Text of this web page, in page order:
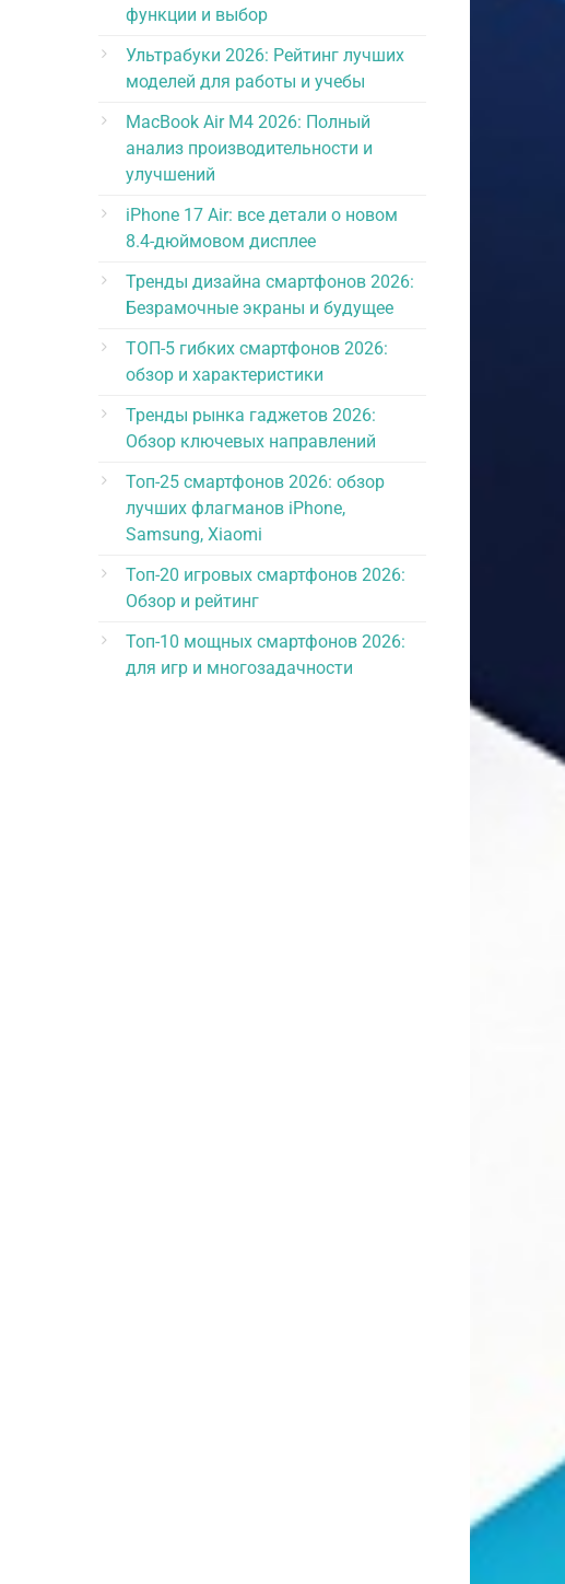
функции и выбор
Ультрабуки 2026: Рейтинг лучших
моделей для работы и учебы
MacBook Air M4 2026: Полный
анализ производительности и
улучшений
iPhone 17 Air: все детали о новом
8.4-дюймовом дисплее
Тренды дизайна смартфонов 2026:
Безрамочные экраны и будущее
ТОП-5 гибких смартфонов 2026:
обзор и характеристики
Тренды рынка гаджетов 2026:
Обзор ключевых направлений
Топ-25 смартфонов 2026: обзор
лучших флагманов iPhone,
Samsung, Xiaomi
Топ-20 игровых смартфонов 2026:
Обзор и рейтинг
Топ-10 мощных смартфонов 2026:
для игр и многозадачности